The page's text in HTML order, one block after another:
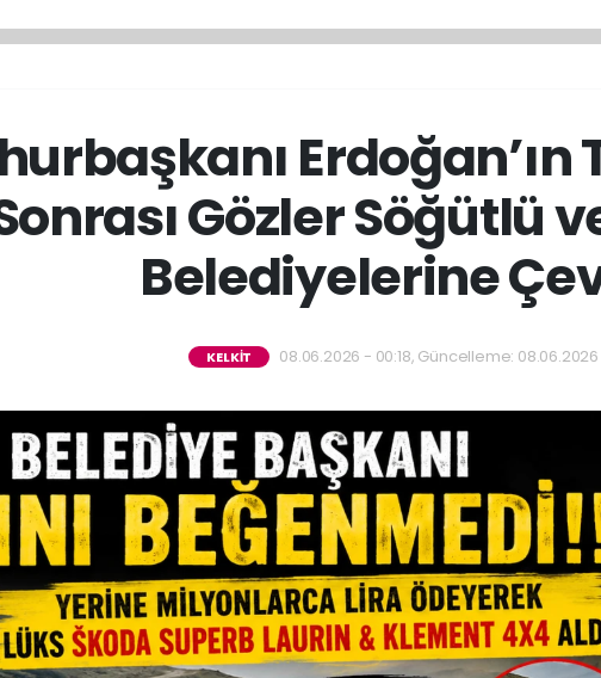
Erdoğan’ın
Gözler Söğütlü
Belediyelerine
KELKİT 08.06.2026 - 00:18, Güncelleme: